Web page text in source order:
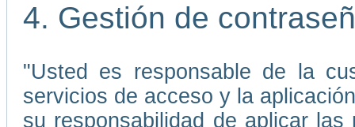
4. Gestión de
"Usted es responsable de la
servicios de acceso y la
su responsabilidad de aplicar